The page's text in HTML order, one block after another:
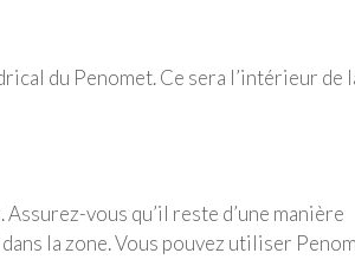
du Penomet. Ce sera l’intérieur de
vous qu’il reste d’une manière
la zone. Vous pouvez utiliser